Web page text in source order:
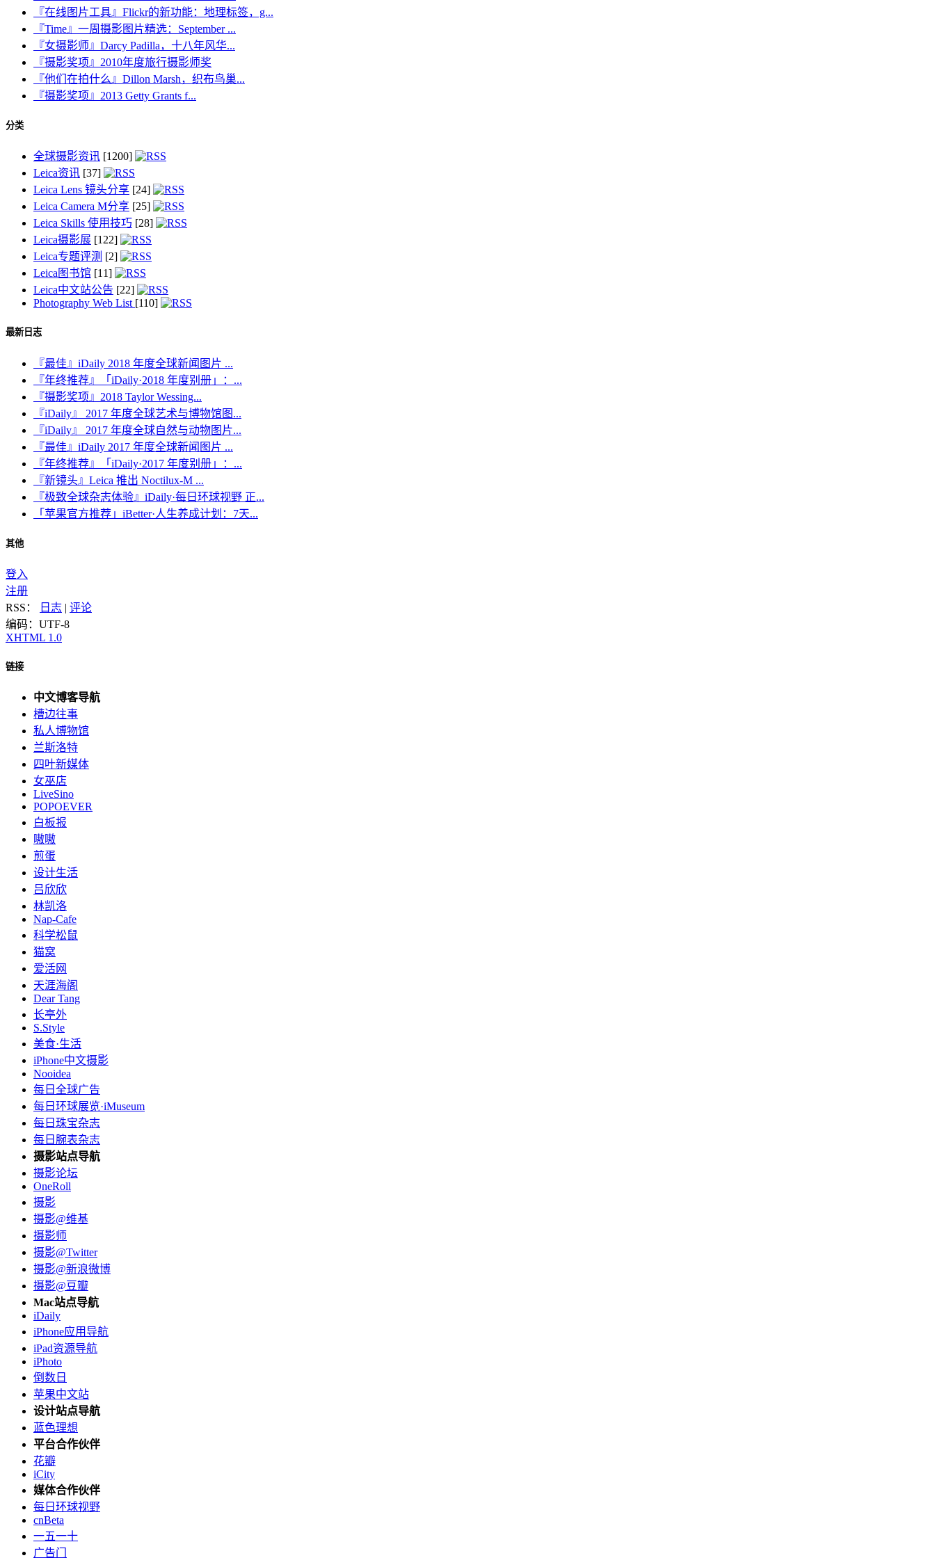
『在线图片工具』Flickr的新功能：地理标签，g...
『Time』一周摄影图片精选：September ...
『女摄影师』Darcy Padilla，十八年风华...
『摄影奖项』2010年度旅行摄影师奖
『他们在拍什么』Dillon Marsh，织布鸟巢...
『摄影奖项』2013 Getty Grants f...
分类
全球摄影资讯 [1200]
Leica资讯 [37]
Leica Lens 镜头分享 [24]
Leica Camera M分享 [25]
Leica Skills 使用技巧 [28]
Leica摄影展 [122]
Leica专题评测 [2]
Leica图书馆 [11]
Leica中文站公告 [22]
Photography Web List [110]
最新日志
『最佳』iDaily 2018 年度全球新闻图片 ...
『年终推荐』「iDaily·2018 年度别册」：...
『摄影奖项』2018 Taylor Wessing...
『iDaily』 2017 年度全球艺术与博物馆图...
『iDaily』 2017 年度全球自然与动物图片...
『最佳』iDaily 2017 年度全球新闻图片 ...
『年终推荐』「iDaily·2017 年度别册」：...
『新镜头』Leica 推出 Noctilux-M ...
『极致全球杂志体验』iDaily·每日环球视野 正...
「苹果官方推荐」iBetter·人生养成计划：7天...
其他
登入
注册
RSS：
日志 | 评论
编码：UTF-8
XHTML 1.0
链接
中文博客导航
槽边往事
私人博物馆
兰斯洛特
四叶新媒体
女巫店
LiveSino
POPOEVER
白板报
嗷嗷
煎蛋
设计生活
吕欣欣
林凯洛
Nap-Cafe
科学松鼠
猫窝
爱活网
天涯海阁
Dear Tang
长亭外
S.Style
美食·生活
iPhone中文摄影
Nooidea
每日全球广告
每日环球展览·iMuseum
每日珠宝杂志
每日腕表杂志
摄影站点导航
摄影论坛
OneRoll
摄影
摄影@维基
摄影师
摄影@Twitter
摄影@新浪微博
摄影@豆瓣
Mac站点导航
iDaily
iPhone应用导航
iPad资源导航
iPhoto
倒数日
苹果中文站
设计站点导航
蓝色理想
平台合作伙伴
花瓣
iCity
媒体合作伙伴
每日环球视野
cnBeta
一五一十
广告门